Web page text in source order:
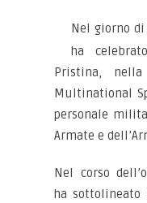
Nel giorno
ha
Pristina,
Multinational
personale
Armate e
Nel corso
ha sottolineato